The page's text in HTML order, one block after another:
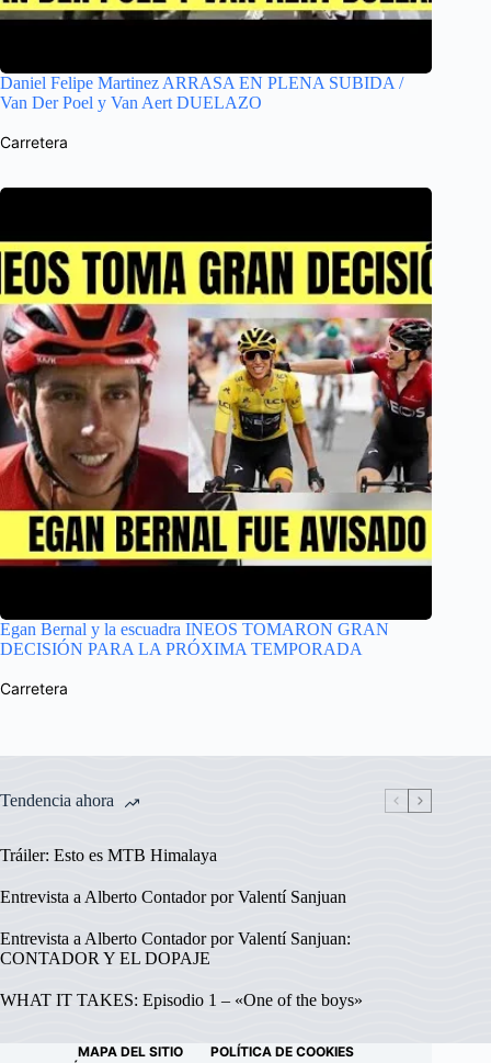
Daniel Felipe Martinez ARRASA EN PLENA SUBIDA /
Van Der Poel y Van Aert DUELAZO
Carretera
Egan Bernal y la escuadra INEOS TOMARON GRAN
DECISIÓN PARA LA PRÓXIMA TEMPORADA
Carretera
Tendencia ahora
Tráiler: Esto es MTB Himalaya
Entrevista a Alberto Contador por Valentí Sanjuan
Entrevista a Alberto Contador por Valentí Sanjuan:
CONTADOR Y EL DOPAJE
WHAT IT TAKES: Episodio 1 – «One of the boys»
MAPA DEL SITIO
POLÍTICA DE COOKIES